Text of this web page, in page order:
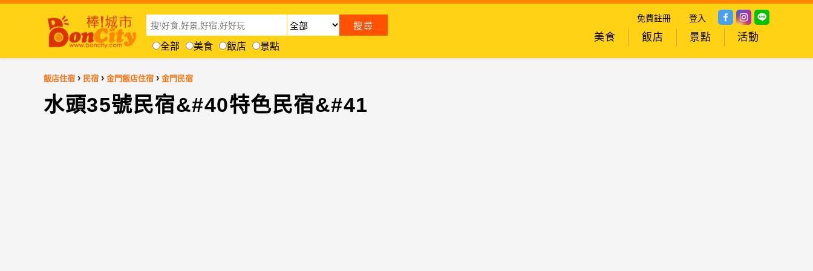
全部 美食 飯店 景點
免費註冊 登入
美食 飯店 景點 活動
飯店住宿 › 民宿 › 金門飯店住宿 › 金門民宿
水頭35號民宿&#40特色民宿&#41